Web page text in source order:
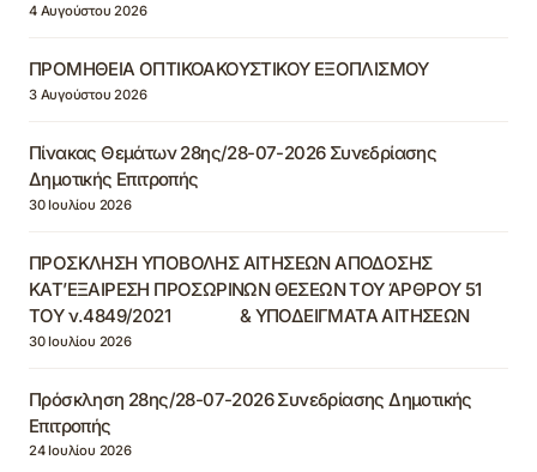
4 Αυγούστου 2026
ΠΡΟΜΗΘΕΙΑ ΟΠΤΙΚΟΑΚΟΥΣΤΙΚΟΥ ΕΞΟΠΛΙΣΜΟΥ
3 Αυγούστου 2026
Πίνακας Θεμάτων 28ης/28-07-2026 Συνεδρίασης
Δημοτικής Επιτροπής
30 Ιουλίου 2026
ΠΡΟΣΚΛΗΣΗ ΥΠΟΒΟΛΗΣ ΑΙΤΗΣΕΩΝ ΑΠΟΔΟΣΗΣ
ΚΑΤ’ΕΞΑΙΡΕΣΗ ΠΡΟΣΩΡΙΝΩΝ ΘΕΣΕΩΝ ΤΟΥ ΆΡΘΡΟΥ 51
ΤΟΥ ν.4849/2021 & ΥΠΟΔΕΙΓΜΑΤΑ ΑΙΤΗΣΕΩΝ
30 Ιουλίου 2026
Πρόσκληση 28ης/28-07-2026 Συνεδρίασης Δημοτικής
Επιτροπής
24 Ιουλίου 2026